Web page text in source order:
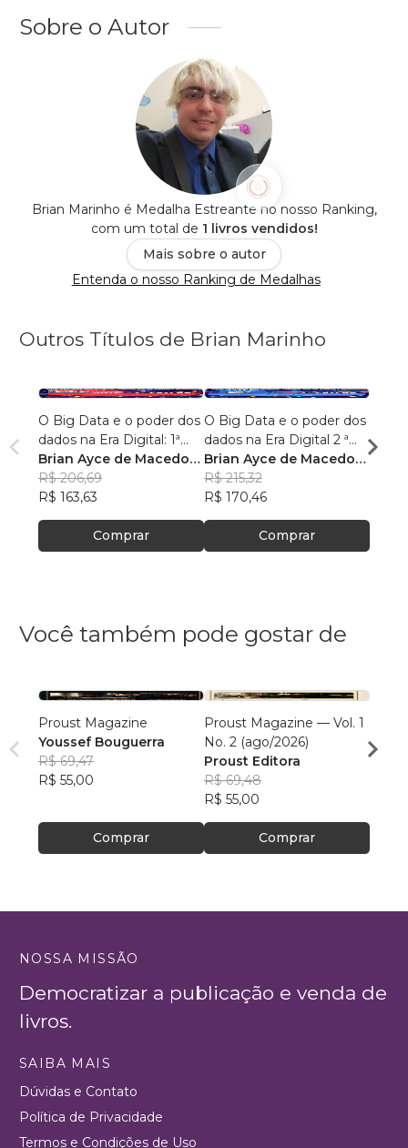
Sobre o Autor
Brian Marinho é Medalha Estreante no nosso Ranking,
com um total de 1 livros vendidos!
Mais sobre o autor
Entenda o nosso Ranking de Medalhas
Outros Títulos de Brian Marinho
O Big Data e o poder dos
dados na Era Digital: 1ª
Edição.
Brian Ayce de Macedo
Marinho
R$ 206,69
R$ 163,63
Comprar
O Big Data e o poder dos
dados na Era Digital 2 ª
Edição:
Brian Ayce de Macedo
Marinho
R$ 215,32
R$ 170,46
Comprar
Você também pode gostar de
Proust Magazine
Youssef Bouguerra
R$ 69,47
R$ 55,00
Comprar
Proust Magazine — Vol. 1
No. 2 (ago/2026)
Proust Editora
R$ 69,48
R$ 55,00
Comprar
NOSSA MISSÃO
Democratizar a publicação e venda de
livros.
SAIBA MAIS
Dúvidas e Contato
Política de Privacidade
Termos e Condições de Uso